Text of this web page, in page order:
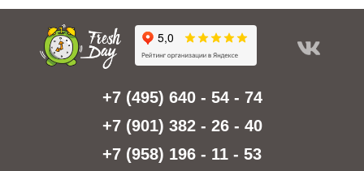
+7 (495) 640 - 54 - 74
+7 (901) 382 - 26 - 40
+7 (958) 196 - 11 - 53